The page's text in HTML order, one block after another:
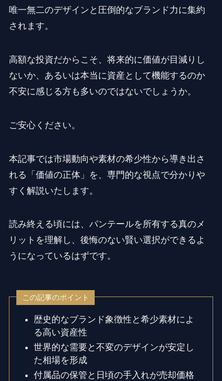
唯一無二のデザインと圧倒的なブランド力に集約
されます。
高額な投資だからこそ、将来的に価値が目減りし
ないか、あるいは本当に資産として機能するのか
不安に感じる方も多いのではないでしょうか。
ご安心ください。
本記事では市場動向や素材の希少性から導き出さ
れる「価値の正体」を、専門的な視点で分かりや
すく解説いたします。
読み終える頃には、パンテールを所有する真のメ
リットを理解し、後悔のない賢い選択ができるよ
うになっているはずです。
この記事のポイント
歴史的なブランド象徴性と希少素材によ
る高い資産性
世界的な需要と不変のデザインが安定し
た相場を形成
付属品の保管と日頃の手入れが売却価格